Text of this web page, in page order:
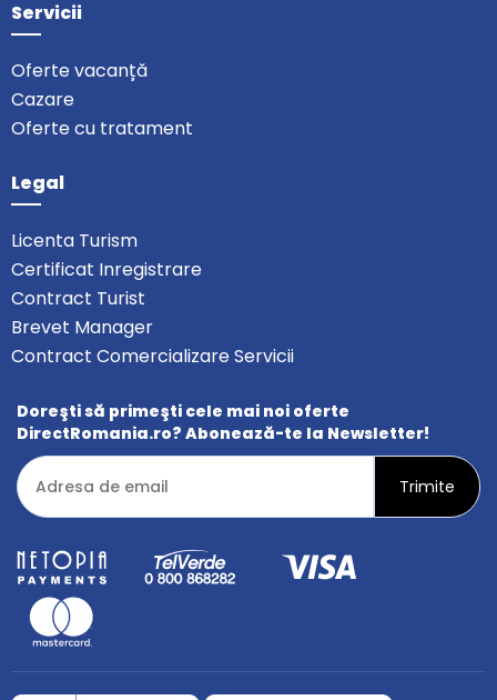
Servicii
Oferte vacanță
Cazare
Oferte cu tratament
Legal
Licenta Turism
Certificat Inregistrare
Contract Turist
Brevet Manager
Contract Comercializare Servicii
Doreşti să primeşti cele mai noi oferte
DirectRomania.ro? Abonează-te la Newsletter!